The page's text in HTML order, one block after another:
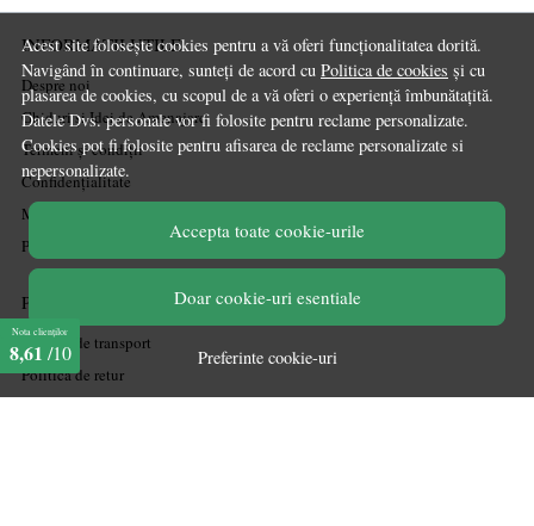
Acest site folosește cookies pentru a vă oferi funcționalitatea dorită.
Navigând în continuare, sunteți de acord cu Politica de cookies și cu
plasarea de cookies, cu scopul de a vă oferi o experiență îmbunătațită.
Datele Dvs. personale vor fi folosite pentru reclame personalizate.
Cookies pot fi folosite pentru afisarea de reclame personalizate si
nepersonalizate.
Accepta toate cookie-urile
Doar cookie-uri esentiale
Preferinte cookie-uri
INFORMATII UTILE
Despre noi
Ghiduri și Idei de Amenajare
Termeni și condiții
Confidențialitate
Mărturiile clienților
Politica de Cookies
PLATA SI LIVRARE
Politica de transport
Politica de retur
Nota clienților
8,61 /10